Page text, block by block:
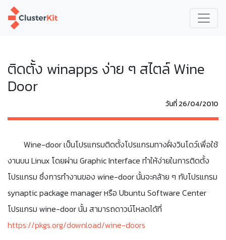
ติดตั้ง winapps ง่าย ๆ สไตล์ Wine
Door
วันที่ 26/04/2010
Wine-door เป็นโปรแกรมติดตั้งโปรแกรมทางฝั่งวินโดว์เพื่อใช้
งานบน Linux โดยผ่าน Graphic Interface ทำให้ง่ายในการติดตั้ง
โปรแกรม ซึ่งการทำงานของ wine-door นั้นจะคล้าย ๆ กับโปรแกรม
synaptic package manager หรือ Ubuntu Software Center
โปรแกรม wine-door นั้น สามารถดาวน์โหลดได้ที่
https://pkgs.org/download/wine-doors